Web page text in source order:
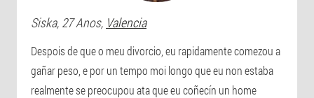
Siska, 27 Anos, Valencia
Despois de que o meu divorcio, eu rapidamente comezou a
gañar peso, e por un tempo moi longo que eu non estaba
realmente se preocupou ata que eu coñecín un home